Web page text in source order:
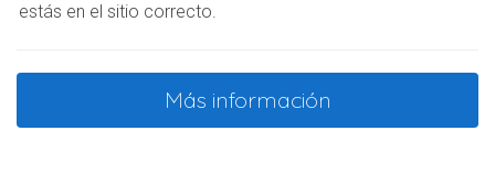
estás en el sitio correcto.
Más información